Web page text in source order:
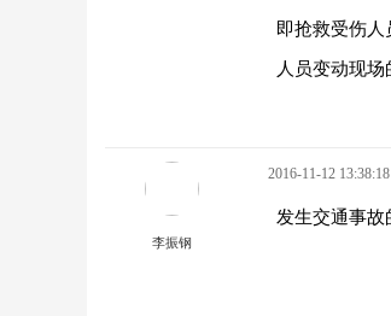
即抢救受伤
人员变动现
李振钢
2016-11-12 13:38:18
发生交通事故